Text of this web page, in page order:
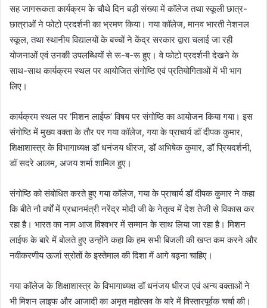
सह जागरूकता कार्यक्रम के चौथे दिन बड़ी संख्या में कॉलेज तथा स्कूली छात्र-
छात्राओं ने फोटो प्रदर्शनी का भ्रमण किया। गया कॉलेज, मानव भारती नेशनल
स्कूल, तथा स्थानीय विद्यालयों के बच्चों ने केंद्र सरकार द्वारा चलाई जा रही
योजनाओं एवं उनकी उपलब्धियों से रू-ब-रू हुए। वे फोटो प्रदर्शनी देखने के
साथ-साथ कार्यक्रम स्थल पर आयोजित संगोष्ठि एवं प्रतियोगिताओं में भी भाग
लिए।
कार्यक्रम स्थल पर ‘मिशन लाईफ’ विषय पर संगोष्ठि का आयोजन किया गया। इस
संगोष्ठि में मुख्य वक्ता के तौर पर गया कॉलेज, गया के प्राचार्य डॉ दीपक कुमार,
शिक्षाशास्त्र के विभागाध्यक्ष डॉ धनंजय धीरज, डॉ अभिषेक कुमार, डॉ प्रियदर्शनी,
डॉ सदरे आलम, अजय शर्मा शामिल हुए।
संगोष्ठि को संबोधित करते हुए गया कॉलेज, गया के प्राचार्य डॉ दीपक कुमार ने कहा
कि बीते नौ वर्षों में प्रधानमंत्री नरेंद्र मोदी जी के नेतृत्व में देश तेजी से विकास कर
रहा है। भारत का नाम आज विश्वभर में सम्मान के साथ लिया जा रहा है। मिशन
लाईफ के बारे में बोलते हुए उन्होंने कहा कि हम सभी बिजली की खप्त कम करने और
नवीकरणीय ऊर्जा स्रोतों के इस्तेमाल की दिशा में आगे बढ़ना चाहिए।
गया कॉलेज के शिक्षाशास्त्र के विभागाध्यक्ष डॉ धनंजय धीरज एवं अन्य वक्ताओं ने
भी मिशन लाइफ और आजादी का अमृत महोत्सव के बारे में विस्तारपूर्वक चर्चा की।